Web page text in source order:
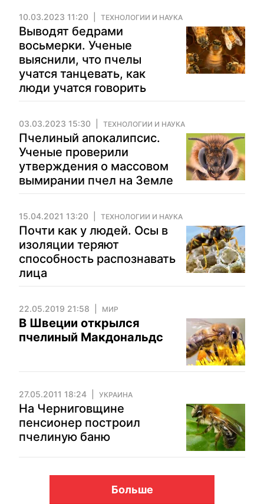
10.03.2023 11:20 ТЕХНОЛОГИИ И НАУКА
Выводят бедрами
восьмерки. Ученые
выяснили, что пчелы
учатся танцевать, как
люди учатся говорить
03.03.2023 15:30 ТЕХНОЛОГИИ И НАУКА
Пчелиный апокалипсис.
Ученые проверили
утверждения о массовом
вымирании пчел на Земле
15.04.2021 13:20 ТЕХНОЛОГИИ И НАУКА
Почти как у людей. Осы в
изоляции теряют
способность распознавать
лица
22.05.2019 21:58 МИР
В Швеции открылся
пчелиный Макдональдс
27.05.2011 18:24 УКРАИНА
На Черниговщине
пенсионер построил
пчелиную баню
Больше